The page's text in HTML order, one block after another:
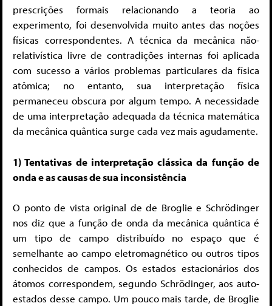
prescrições formais relacionando a teoria ao
experimento, foi desenvolvida muito antes das noções
físicas correspondentes. A técnica da mecânica não-
relativística livre de contradições internas foi aplicada
com sucesso a vários problemas particulares da física
atômica; no entanto, sua interpretação física
permaneceu obscura por algum tempo. A necessidade
de uma interpretação adequada da técnica matemática
da mecânica quântica surge cada vez mais agudamente.
1) Tentativas de interpretação clássica da função de
onda e as causas de sua inconsistência
O ponto de vista original de de Broglie e Schrödinger
nos diz que a função de onda da mecânica quântica é
um tipo de campo distribuído no espaço que é
semelhante ao campo eletromagnético ou outros tipos
conhecidos de campos. Os estados estacionários dos
átomos correspondem, segundo Schrödinger, aos auto-
estados desse campo. Um pouco mais tarde, de Broglie